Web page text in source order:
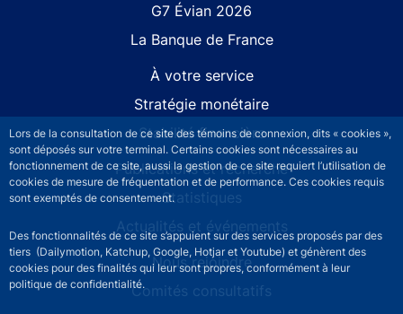
Lors de la consultation de ce site des témoins de connexion, dits « cookies »,
sont déposés sur votre terminal. Certains cookies sont nécessaires au
fonctionnement de ce site, aussi la gestion de ce site requiert l’utilisation de
cookies de mesure de fréquentation et de performance. Ces cookies requis
sont exemptés de consentement.
Des fonctionnalités de ce site s’appuient sur des services proposés par des
tiers (Dailymotion, Katchup, Google, Hotjar et Youtube) et génèrent des
cookies pour des finalités qui leur sont propres, conformément à leur
politique de confidentialité.
G7 Évian 2026
La Banque de France
À votre service
Stratégie monétaire
Stabilité financière
Publications et recherche
Statistiques
Actualités et événements
Nous rejoindre
Comités consultatifs